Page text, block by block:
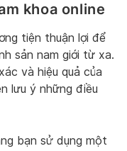
khoa online
tiện thuận lợi để
sản nam giới từ xa.
và hiệu quả của
lưu ý những điều
bạn sử dụng một